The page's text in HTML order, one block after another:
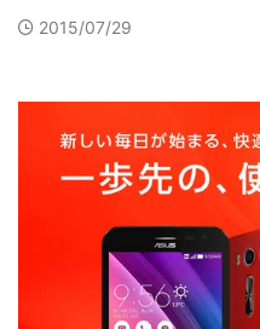
2015/07/29